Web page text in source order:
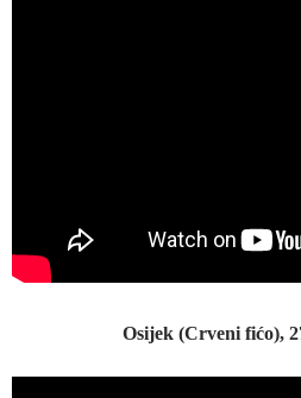
Osijek (Crveni fićo),